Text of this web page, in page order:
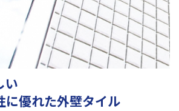
い
に優れた外壁タイル